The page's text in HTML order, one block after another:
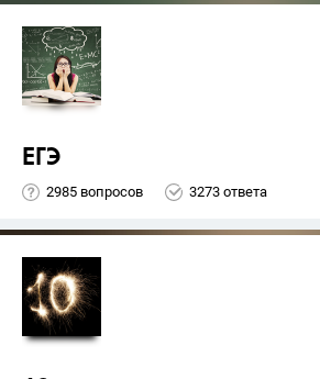
ЕГЭ
2985 вопросов 3273 ответа